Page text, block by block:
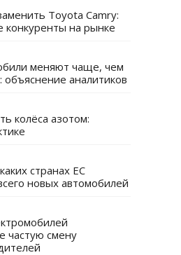
Toyota Camry:
конкуренты на рынке
меняют чаще, чем
аналитиков
колёса азотом:
странах ЕС
новых автомобилей
частую смену